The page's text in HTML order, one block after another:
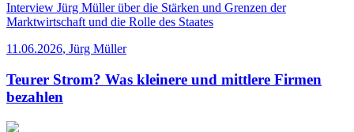
Interview Jürg Müller über die Stärken und Grenzen der
Marktwirtschaft und die Rolle des Staates
11.06.2026, Jürg Müller
Teurer Strom? Was kleinere und mittlere Firmen
bezahlen